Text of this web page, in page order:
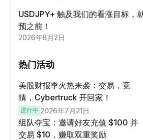
USDJPY+ 触及我们的看涨目标，
预之前！
2026年8月2日
热门活动
美股财报季火热来袭：交易，竞
猜，Cybertruck 开回家！
进行中 2026年7月21日
组队夺宝：邀请好友充值 $100 并
交易 $10，赚取双重奖励